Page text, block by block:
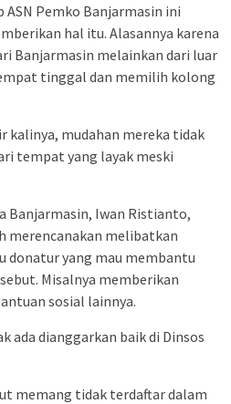
Pemko Banjarmasin ini
hal itu. Alasannya karena
Banjarmasin melainkan dari luar
tinggal dan memilih kolong
kalinya, mudahan mereka tidak
tempat yang layak meski
Banjarmasin, Iwan Ristianto,
merencanakan melibatkan
donatur yang mau membantu
Misalnya memberikan
sosial lainnya.
ada dianggarkan baik di Dinsos
memang tidak terdaftar dalam